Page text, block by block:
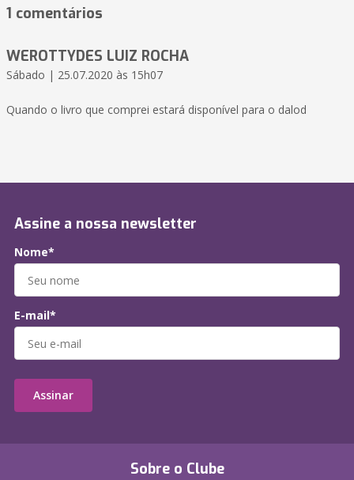
1 comentários
WEROTTYDES LUIZ ROCHA
Sábado | 25.07.2020 às 15h07
Quando o livro que comprei estará disponível para o dalod
Sobre o Clube
Assine a nossa newsletter
Nome*
E-mail*
Assinar